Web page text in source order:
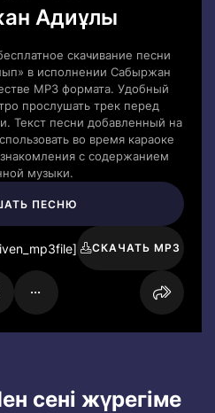
Адиұлы
скачивание песни
в исполнении Сабыржан
MP3 формата. Удобный
прослушать трек перед
Текст песни добавленный на
во время караоке
с содержанием
музыки.
ПЕСНЮ
СКАЧАТЬ MP3
сені жүрегіме